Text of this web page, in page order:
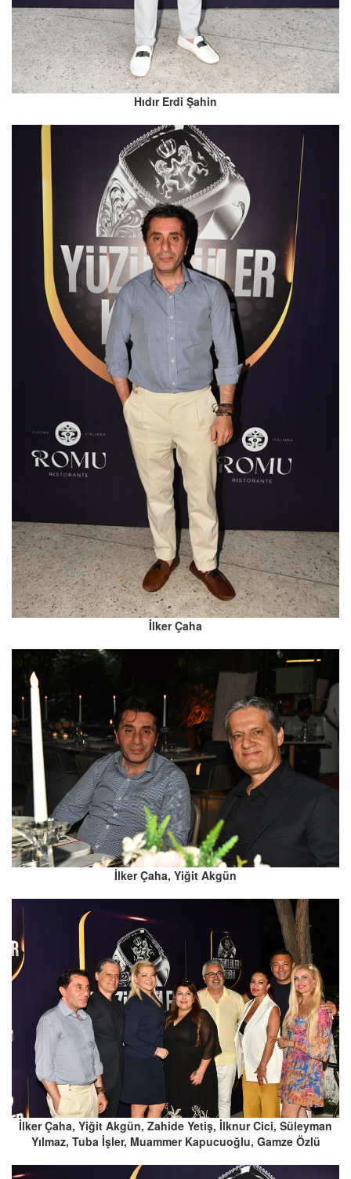
Hıdır Erdi Şahin
İlker Çaha
İlker Çaha, Yiğit Akgün
İlker Çaha, Yiğit Akgün, Zahide Yetiş, İlknur Cici, Süleyman
Yılmaz, Tuba İşler, Muammer Kapucuoğlu, Gamze Özlü